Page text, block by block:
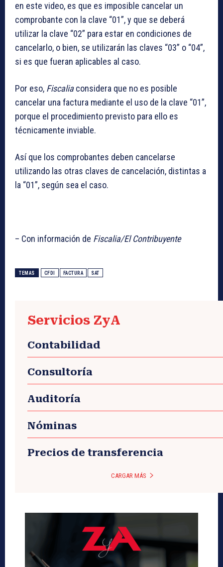
en este video, es que es imposible cancelar un
comprobante con la clave “01”, y que se deberá
utilizar la clave “02” para estar en condiciones de
cancelarlo, o bien, se utilizarán las claves “03” o “04”,
si es que fueran aplicables al caso.
Por eso, Fiscaliaconsidera que no es posible
cancelar una factura mediante el uso de la clave “01”,
porque el procedimiento previsto para ello es
técnicamente inviable.
Así que los comprobantes deben cancelarse
utilizando las otras claves de cancelación, distintas a
la “01”, según sea el caso.
– Con información de Fiscalia/El Contribuyente
TEMAS CFDI FACTURA SAT
Servicios ZyA
Contabilidad
Consultoría
Auditoría
Nóminas
Precios de transferencia
CARGAR MÁS